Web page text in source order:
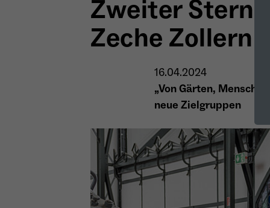
Zweiter Stern
Zeche Zollern
16.04.2024
„Von Gärten,
neue Zielgruppen